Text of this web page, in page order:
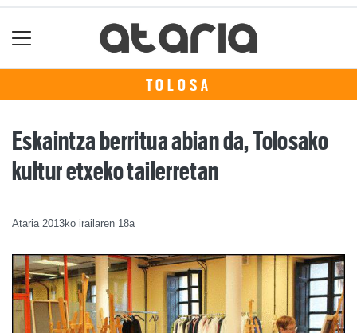
TOLOSA
Eskaintza berritua abian da, Tolosako
kultur etxeko tailerretan
Ataria 2013ko irailaren 18a